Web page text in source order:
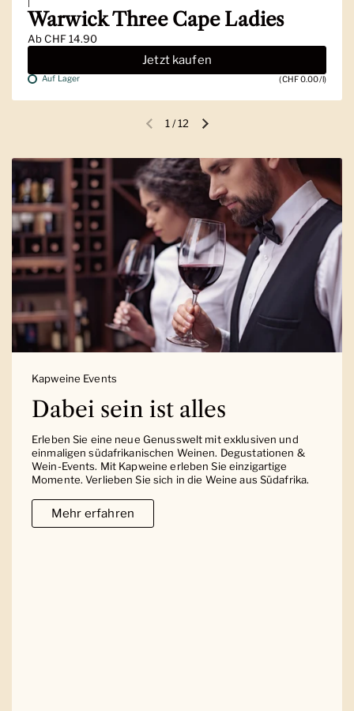
Warwick Three Cape Ladies
AbCHF 14.90
Jetzt kaufen
Auf Lager (CHF 0.00/l)
Vorherige FolieNächste Folie
1/12
Kapweine Events
Dabei sein ist alles
Erleben Sie eine neue Genusswelt mit exklusiven und
einmaligen südafrikanischen Weinen. Degustationen &
Wein-Events. Mit Kapweine erleben Sie einzigartige
Momente. Verlieben Sie sich in die Weine aus Südafrika.
Mehr erfahren